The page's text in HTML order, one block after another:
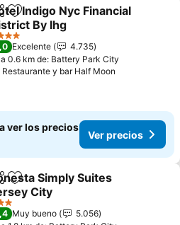
Añadir a favoritos
Indigo Nyc Financial
By Ihg
precios
Excelente
4.735
a 0.6 km de: Battery Park City
Restaurante y bar Half Moon
ver los precios
Ver precios
Añadir a favoritos
Simply Suites
City
precios
Muy bueno
5.056